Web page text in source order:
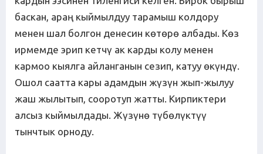
баскан, араң кыймылдуу тарамыш колдору
менен шал болгон денесин көтөрө албады. Көз
ирмемде эрип кетчү ак карды колу менен
кармоо кыялга айланганын сезип, катуу өкүндү.
Ошол саатта кары адамдын жүзүн жып-жылуу
жаш жылытып, сооротуп жатты. Кирпиктери
алсыз кыймылдады. Жүзүнө түбөлүктүү
тынчтык орноду.